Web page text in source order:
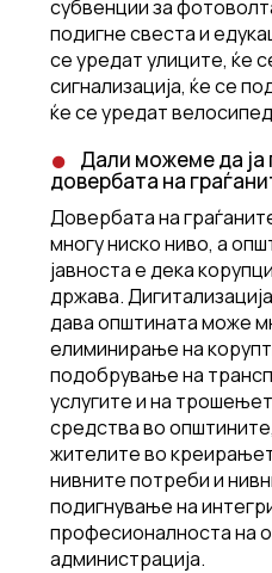
субвенции за
подигне свеста и
се уредат улиците, ќе
сигнализација, ќе се
ќе се уредат
Дали можеме да
довербата на
Довербата на
многу ниско ниво, а
јавноста е дека
држава.
дава општината може
елиминирање на
подобрување на
услугите и на
средства во
жителите во
нивните потреби и
подигнување на
професионалноста на
администрација.